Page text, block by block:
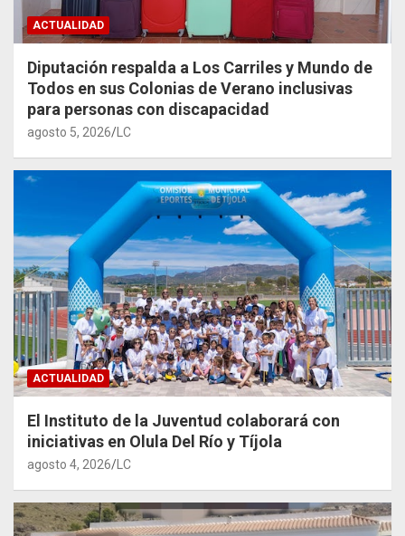
ACTUALIDAD
Diputación respalda a Los Carriles y Mundo de
Todos en sus Colonias de Verano inclusivas
para personas con discapacidad
agosto 5, 2026 LC
ACTUALIDAD
El Instituto de la Juventud colaborará con
iniciativas en Olula Del Río y Tíjola
agosto 4, 2026 LC